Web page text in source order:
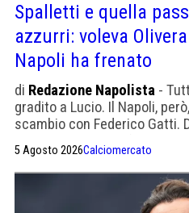
Spalletti e quella
azzurri: voleva
Napoli ha frenato
di Redazione Napolista -
gradito a Lucio. Il Napoli,
scambio con Federico Gatti.
ribaltoni, tutto da rifare."
5 Agosto 2026Calciomercato